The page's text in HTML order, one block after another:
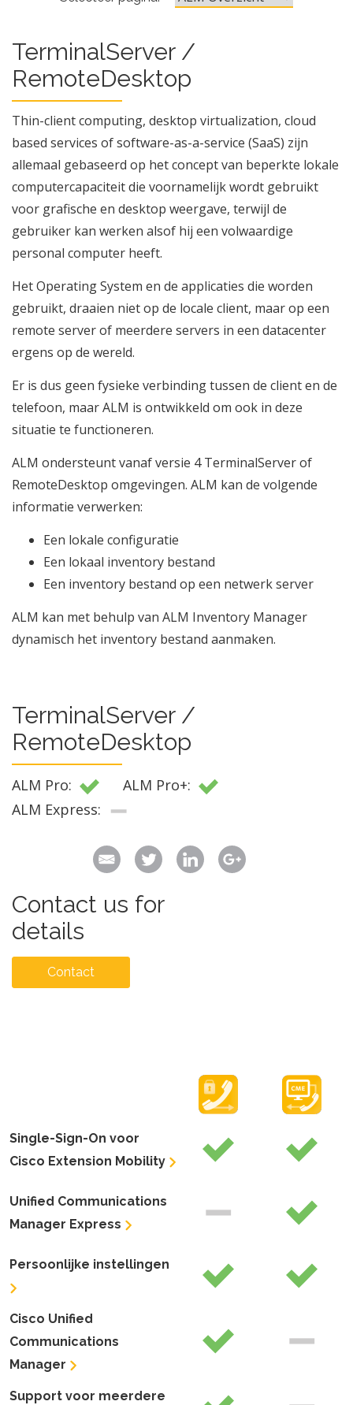
TerminalServer /
RemoteDesktop
Thin-client computing, desktop virtualization, cloud
based services of software-as-a-service (SaaS) zijn
allemaal gebaseerd op het concept van beperkte lokale
computercapaciteit die voornamelijk wordt gebruikt
voor grafische en desktop weergave, terwijl de
gebruiker kan werken alsof hij een volwaardige
personal computer heeft.
Het Operating System en de applicaties die worden
gebruikt, draaien niet op de locale client, maar op een
remote server of meerdere servers in een datacenter
ergens op de wereld.
Er is dus geen fysieke verbinding tussen de client en de
telefoon, maar ALM is ontwikkeld om ook in deze
situatie te functioneren.
ALM ondersteunt vanaf versie 4 TerminalServer of
RemoteDesktop omgevingen. ALM kan de volgende
informatie verwerken:
Een lokale configuratie
Een lokaal inventory bestand
Een inventory bestand op een netwerk server
ALM kan met behulp van ALM Inventory Manager
dynamisch het inventory bestand aanmaken.
TerminalServer /
RemoteDesktop
ALM Pro:
ALM Pro+:
ALM Express:
Contact us for
details
Contact
Single-Sign-On voor
Cisco Extension Mobility
Unified Communications
Manager Express
Persoonlijke instellingen
Cisco Unified
Communications
Manager
Support voor meerdere